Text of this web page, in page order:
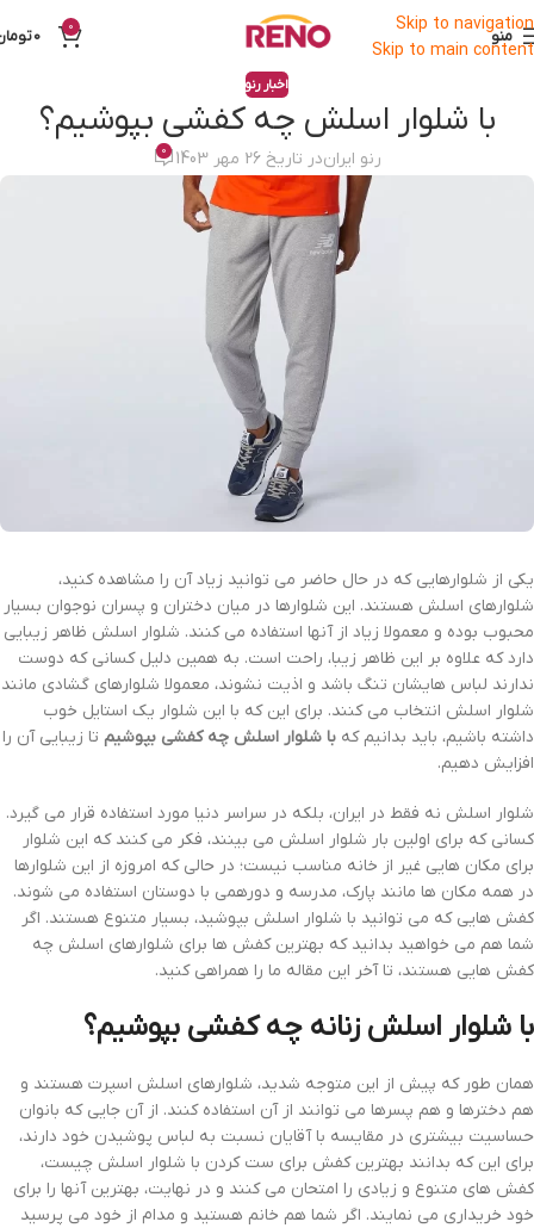
Skip to navigation
Skip to main content
منو 0
0
اخبار رنو
با شلوار اسلش چه کفشی بپوشیم؟
رنو ایراندر تاریخ 26 مهر 1403 0
یکی از شلوارهایی که در حال حاضر می توانید زیاد آن را مشاهده کنید،
شلوارهای اسلش هستند. این شلوارها در میان دختران و پسران نوجوان بسیار
محبوب بوده و معمولا زیاد از آنها استفاده می کنند. شلوار اسلش ظاهر زیبایی
دارد که علاوه بر این ظاهر زیبا، راحت است. به همین دلیل کسانی که دوست
ندارند لباس هایشان تنگ باشد و اذیت نشوند، معمولا شلوارهای گشادی مانند
شلوار اسلش انتخاب می کنند. برای این که با این شلوار یک استایل خوب
داشته باشیم، باید بدانیم که با شلوار اسلش چه کفشی بپوشیم تا زیبایی آن را
افزایش دهیم.
شلوار اسلش نه فقط در ایران، بلکه در سراسر دنیا مورد استفاده قرار می گیرد.
کسانی که برای اولین بار شلوار اسلش می بینند، فکر می کنند که این شلوار
برای مکان هایی غیر از خانه مناسب نیست؛ در حالی که امروزه از این شلوارها
در همه مکان ها مانند پارک، مدرسه و دورهمی با دوستان استفاده می شوند.
کفش هایی که می توانید با شلوار اسلش بپوشید، بسیار متنوع هستند. اگر
شما هم می خواهید بدانید که بهترین کفش ها برای شلوارهای اسلش چه
کفش هایی هستند، تا آخر این مقاله ما را همراهی کنید.
با شلوار اسلش زنانه چه کفشی بپوشیم؟
همان طور که پیش از این متوجه شدید، شلوارهای اسلش اسپرت هستند و
هم دخترها و هم پسرها می توانند از آن استفاده کنند. از آن جایی که بانوان
حساسیت بیشتری در مقایسه با آقایان نسبت به لباس پوشیدن خود دارند،
برای این که بدانند بهترین کفش برای ست کردن با شلوار اسلش چیست،
کفش های متنوع و زیادی را امتحان می کنند و در نهایت، بهترین آنها را برای
خود خریداری می نمایند. اگر شما هم خانم هستید و مدام از خود می پرسید